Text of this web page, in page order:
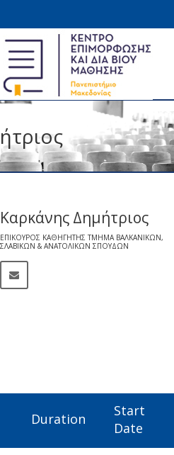
Καρκάνης Δημήτριος
ΕΠΊΚΟΥΡΟΣ ΚΑΘΗΓΗΤΉΣ ΤΜΉΜΑ ΒΑΛΚΑΝΙΚΏΝ,
ΣΛΑΒΙΚΏΝ & ΑΝΑΤΟΛΙΚΏΝ ΣΠΟΥΔΏΝ
Duration
Start
Date